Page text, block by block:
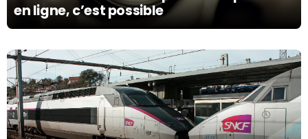
en ligne, c’est possible
21/10/19